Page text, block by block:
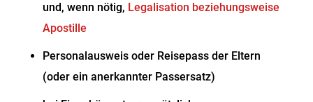
und, wenn nötig, Legalisation beziehungsweise
Apostille
Personalausweis oder Reisepass der Eltern
(oder ein anerkannter Passersatz)